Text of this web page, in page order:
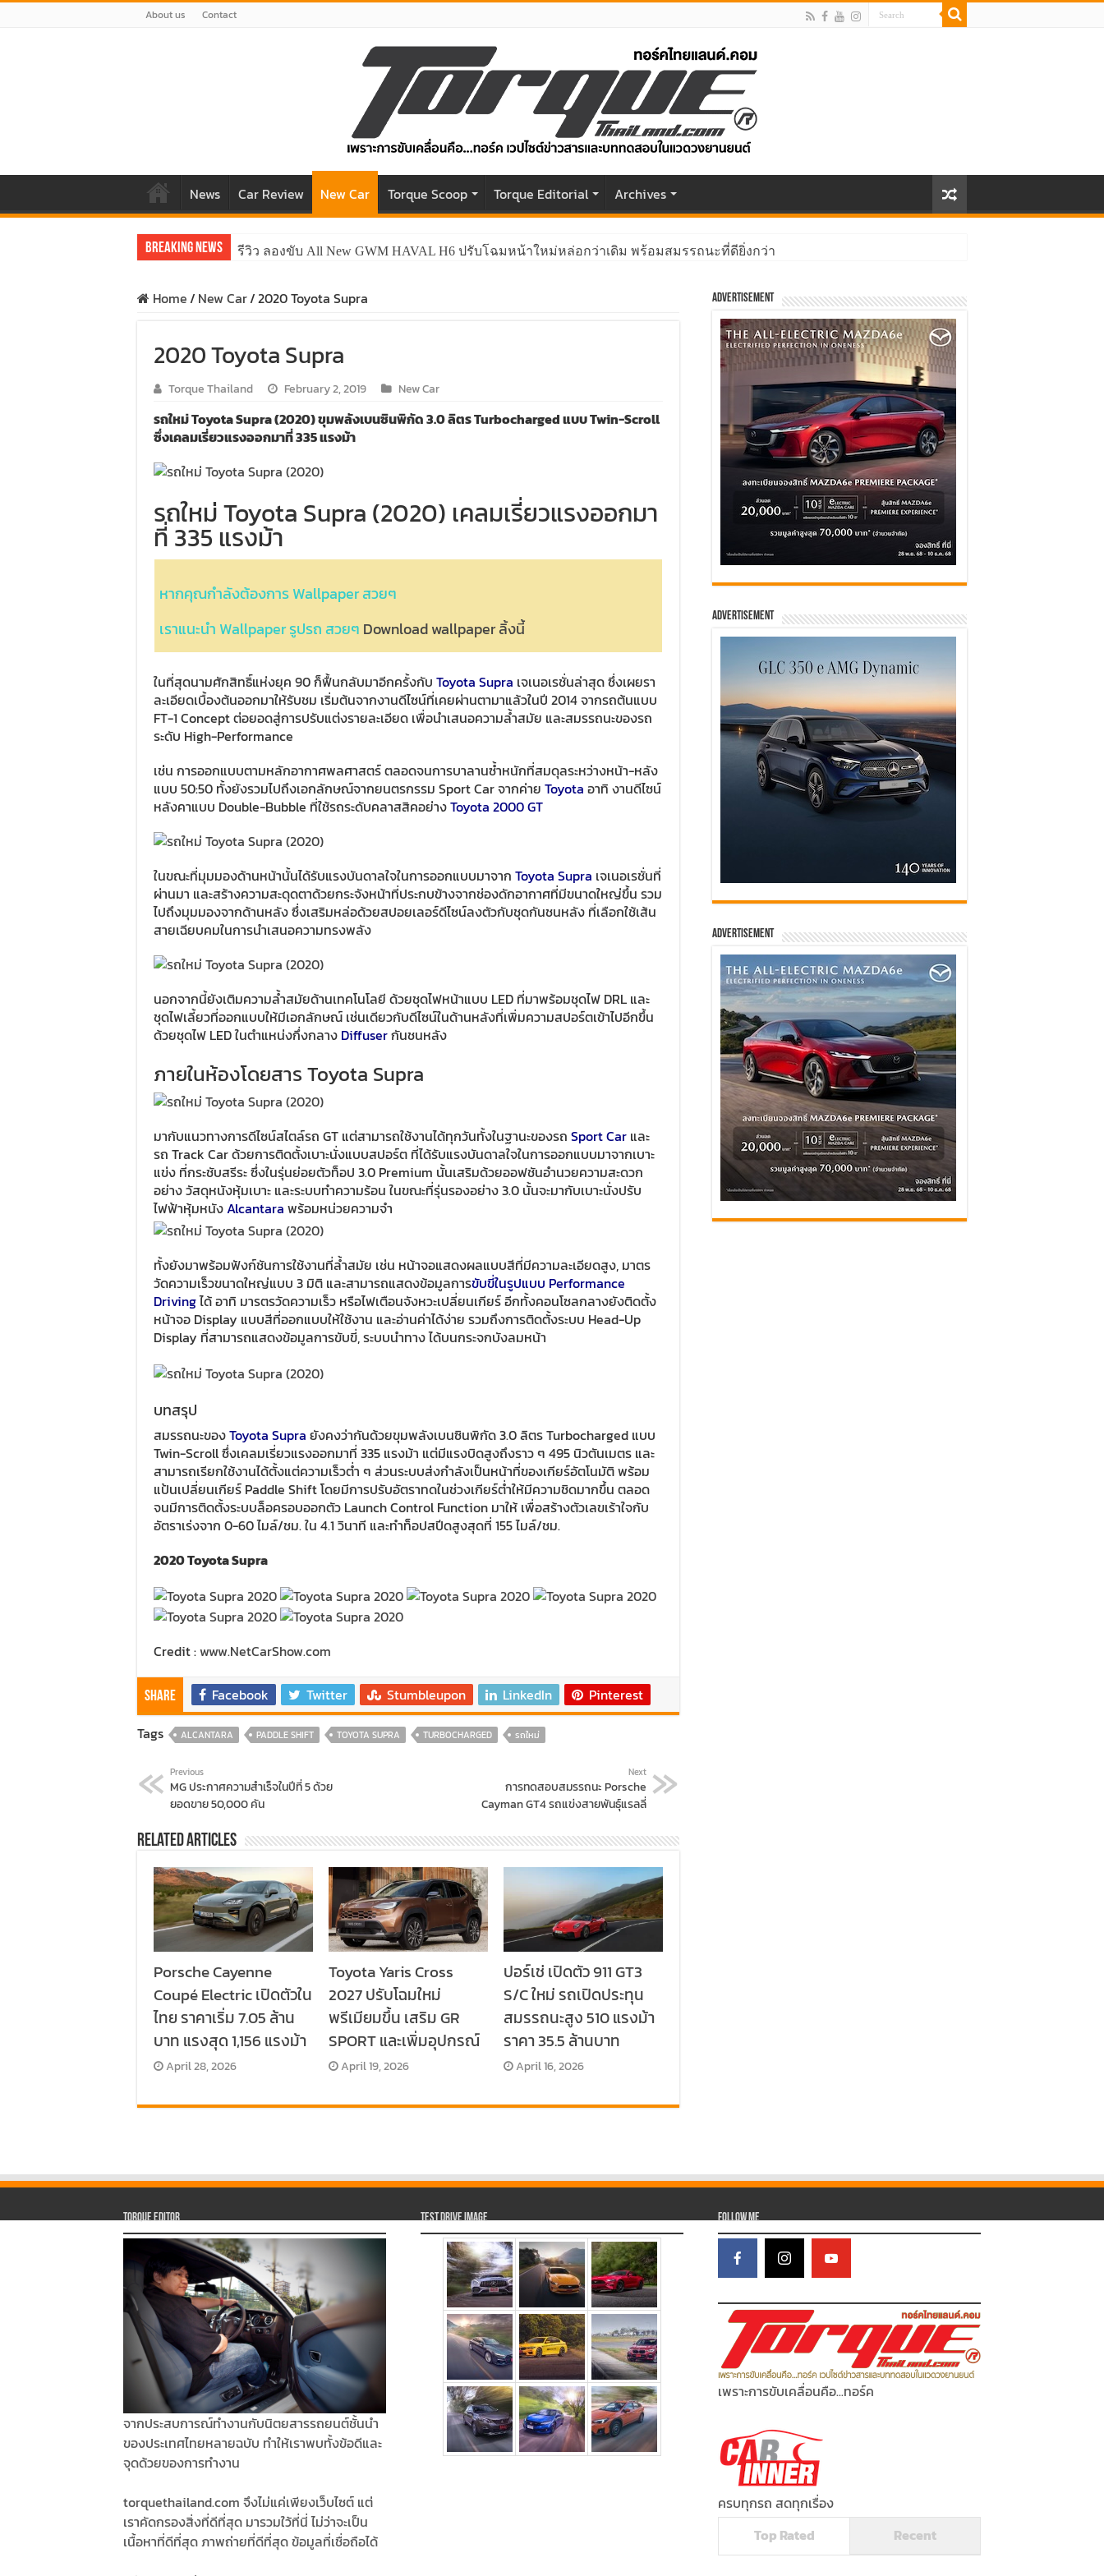
About us Contact
News Car Review New Car Torque Scoop Torque Editorial Archives
Breaking News รีวิว ลองขับ All New GWM HAVAL H6 ปรับโฉมหน้าใหม่หล่อกว่าเดิม พร้อมสมรรถนะที่ดียิ่งกว่า
Home/ New Car/2020 Toyota Supra
2020 Toyota Supra
Torque Thailand February 2, 2019 New Car
รถใหม่ Toyota Supra (2020) ขุมพลังเบนซินพิกัด 3.0 ลิตร Turbocharged แบบ Twin-Scroll
ซึ่งเคลมเรี่ยวแรงออกมาที่ 335 แรงม้า
รถใหม่ Toyota Supra (2020) เคลมเรี่ยวแรงออกมา
ที่ 335 แรงม้า
หากคุณกำลังต้องการ Wallpaper สวยๆ
เราแนะนำ Wallpaper รูปรถ สวยๆ Download wallpaper ลิ้งนี้
ในที่สุดนามศักสิทธิ์แห่งยุค 90 ก็ฟื้นกลับมาอีกครั้งกับ Toyota Supra เจเนอเรชั่นล่าสุด ซึ่งเผยรา
ละเอียดเบื้องต้นออกมาให้รับชม เริ่มต้นจากงานดีไซน์ที่เคยผ่านตามาแล้วในปี 2014 จากรถต้นแบบ
FT-1 Concept ต่อยอดสู่การปรับแต่งรายละเอียด เพื่อนำเสนอความล้ำสมัย และสมรรถนะของรถ
ระดับ High-Performance
เช่น การออกแบบตามหลักอากาศพลศาสตร์ ตลอดจนการบาลานซ้ำหนักที่สมดุลระหว่างหน้า-หลัง
แบบ 50:50 ทั้งยังรวมไปถึงเอกลักษณ์จากยนตรกรรม Sport Car จากค่าย Toyota อาทิ งานดีไซน์
หลังคาแบบ Double-Bubble ที่ใช้รถระดับคลาสสิคอย่างToyota 2000 GT
ในขณะที่มุมมองด้านหน้านั้นได้รับแรงบันดาลใจในการออกแบบมาจาก Toyota Supra เจเนอเรชั่นที่
ผ่านมา และสร้างความสะดุดตาด้วยกระจังหน้าที่ประกบข้างจากช่องดักอากาศที่มีขนาดใหญ่ขึ้น รวม
ไปถึงมุมมองจากด้านหลัง ซึ่งเสริมหล่อด้วยสปอยเลอร์ดีไซน์ลงตัวกับชุดกันชนหลัง ที่เลือกใช้เส้น
สายเฉียบคมในการนำเสนอความทรงพลัง
นอกจากนี้ยังเติมความล้ำสมัยด้านเทคโนโลยี ด้วยชุดไฟหน้าแบบ LED ที่มาพร้อมชุดไฟ DRL และ
ชุดไฟเลี้ยวที่ออกแบบให้มีเอกลักษณ์ เช่นเดียวกับดีไซน์ในด้านหลังที่เพิ่มความสปอร์ตเข้าไปอีกขึ้น
ด้วยชุดไฟ LED ในตำแหน่งกึ่งกลาง Diffuserกันชนหลัง
ภายในห้องโดยสาร Toyota Supra
มากับแนวทางการดีไซน์สไตล์รถ GT แต่สามารถใช้งานได้ทุกวันทั้งในฐานะของรถ Sport Car และ
รถ Track Car ด้วยการติดตั้งเบาะนั่งแบบสปอร์ต ที่ได้รับแรงบันดาลใจในการออกแบบมาจากเบาะ
แข่ง ที่กระชับสรีระ ซึ่งในรุ่นย่อยตัวท็อป 3.0 Premium นั้นเสริมด้วยออฟชันอำนวยความสะดวก
อย่าง วัสดุหนังหุ้มเบาะ และระบบทำความร้อน ในขณะที่รุ่นรองอย่าง 3.0 นั้นจะมากับเบาะนั่งปรับ
ไฟฟ้าหุ้มหนังAlcantara พร้อมหน่วยความจำ
ทั้งยังมาพร้อมฟังก์ชันการใช้งานที่ล้ำสมัย เช่น หน้าจอแสดงผลแบบสีที่มีความละเอียดสูง, มาตร
วัดความเร็วขนาดใหญ่แบบ 3 มิติ และสามารถแสดงข้อมูลการขับขี่ในรูปแบบ Performance
Drivingได้ อาทิ มารตรวัดความเร็ว หรือไฟเตือนจังหวะเปลี่ยนเกียร์ อีกทั้งคอนโซลกลางยังติดตั้ง
หน้าจอ Display แบบสีที่ออกแบบให้ใช้งาน และอ่านค่าได้ง่าย รวมถึงการติดตั้งระบบ Head-Up
Display ที่สามารถแสดงข้อมูลการขับขี่, ระบบนำทาง ได้บนกระจกบังลมหน้า
บทสรุป
สมรรถนะของToyota Supra ยังคงว่ากันด้วยขุมพลังเบนซินพิกัด 3.0 ลิตร Turbocharged แบบ
Twin-Scroll ซึ่งเคลมเรี่ยวแรงออกมาที่ 335 แรงม้า แต่มีแรงบิดสูงถึงราว ๆ 495 นิวตันเมตร และ
สามารถเรียกใช้งานได้ตั้งแต่ความเร็วต่ำ ๆ ส่วนระบบส่งกำลังเป็นหน้าที่ของเกียร์อัตโนมัติ พร้อม
แป้นเปลี่ยนเกียร์ Paddle Shift โดยมีการปรับอัตราทดในช่วงเกียร์ต่ำให้มีความชิดมากขึ้น ตลอด
จนมีการติดตั้งระบบล็อครอบออกตัว Launch Control Function มาให้ เพื่อสร้างตัวเลขเร้าใจกับ
อัตราเร่งจาก 0-60 ไมล์/ชม. ใน 4.1 วินาที และทำท็อปสปีดสูงสุดที่ 155 ไมล์/ชม.
2020 Toyota Supra
Credit :www.NetCarShow.com
Share Facebook Twitter Stumbleupon LinkedIn
Pinterest
Tags
ALCANTARA PADDLE SHIFT TOYOTA SUPRA TURBOCHARGED รถใหม่
Previous
MG ประกาศความสำเร็จในปีที่ 5 ด้วย
ยอดขาย 50,000 คัน
Next
การทดสอบสมรรถนะ Porsche
Cayman GT4 รถแข่งสายพันธุ์แรลลี่
Related Articles
Porsche Cayenne
Coupé Electric เปิดตัวใน
ไทย ราคาเริ่ม 7.05 ล้าน
บาท แรงสุด 1,156 แรงม้า
April 28, 2026
Toyota Yaris Cross
2027 ปรับโฉมใหม่
พรีเมียมขึ้น เสริม GR
SPORT และเพิ่มอุปกรณ์
April 19, 2026
ปอร์เช่ เปิดตัว 911 GT3
S/C ใหม่ รถเปิดประทุน
สมรรถนะสูง 510 แรงม้า
ราคา 35.5 ล้านบาท
April 16, 2026
Advertisement
Advertisement
Advertisement
Torque Editor
จากประสบการณ์ทำงานกับนิตยสารรถยนต์ชั้นนำ
ของประเทศไทยหลายฉบับ ทำให้เราพบทั้งข้อดีและ
จุดด้วยของการทำงาน
torquethailand.com จึงไม่แค่เพียงเว็บไซต์ แต่
เราคัดกรองสิ่งที่ดีที่สุด มารวมใว้ที่นี่ ไม่ว่าจะเป็น
เนื้อหาที่ดีที่สุด ภาพถ่ายที่ดีที่สุด ข้อมูลที่เชื่อถือได้
Test Drive Image Follow Me
เพราะการขับเคลื่อนคือ...ทอร์ค
ครบทุกรถ สดทุกเรื่อง
Top Rated
Recent